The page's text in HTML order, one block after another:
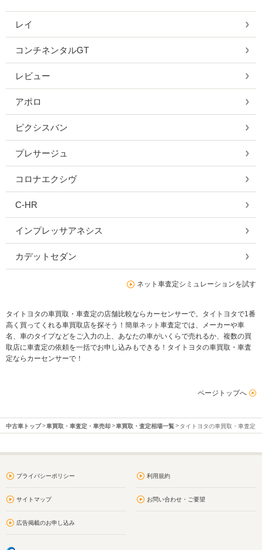
レイ
コンチネンタルGT
レビュー
アポロ
ピクシスバン
プレサージュ
コロナエクシヴ
C-HR
インプレッサアネシス
カデットセダン
ネット車査定シミュレーションを試す
タイトヨタの車買取・車査定の店舗比較ならカーセンサーで。タイトヨタで1番
高く買ってくれる車買取店を探そう！簡単ネット車査定では、メーカーや車
名、車のタイプなどをご入力の上、あなたの車がいくらで売れるか、複数の買
取店に車査定の依頼を一括でお申し込みもできる！タイトヨタの車買取・車査
定ならカーセンサーで！
ページトップへ
中古車トップ 車買取・車査定・車売却 車買取・査定相場一覧 タイトヨタの車買取・車査定
プライバシーポリシー 利用規約
サイトマップ お問い合わせ・ご要望
広告掲載のお申し込み